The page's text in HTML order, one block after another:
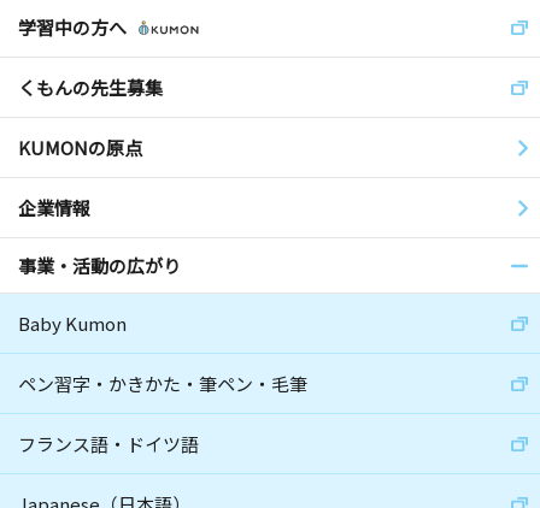
学習中の方へ
くもんの先生募集
KUMONの原点
企業情報
事業・活動の広がり
Baby Kumon
ペン習字・かきかた・筆ペン・毛筆
フランス語・ドイツ語